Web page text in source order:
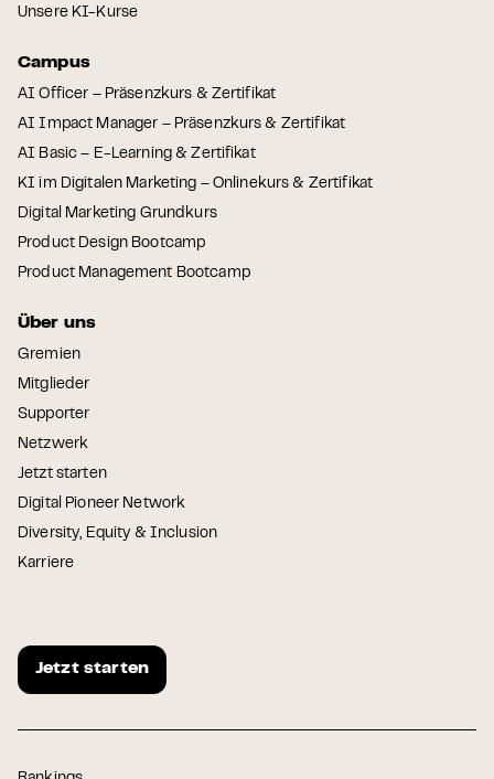
Unsere KI-Kurse
Campus
AI Officer – Präsenzkurs & Zertifikat
AI Impact Manager – Präsenzkurs & Zertifikat
AI Basic – E-Learning & Zertifikat
KI im Digitalen Marketing – Onlinekurs & Zertifikat
Digital Marketing Grundkurs
Product Design Bootcamp
Product Management Bootcamp
Über uns
Gremien
Mitglieder
Supporter
Netzwerk
Jetzt starten
Digital Pioneer Network
Diversity, Equity & Inclusion
Karriere
Jetzt starten